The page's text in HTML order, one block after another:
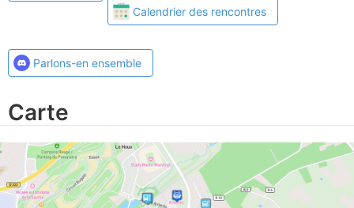
Calendrier des rencontres
Parlons-en ensemble
Carte